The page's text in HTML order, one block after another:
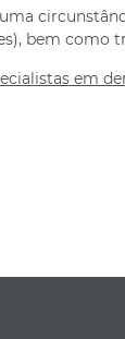
bem como
em